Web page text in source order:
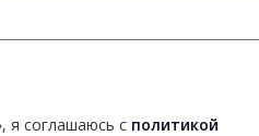
я соглашаюсь с политикой